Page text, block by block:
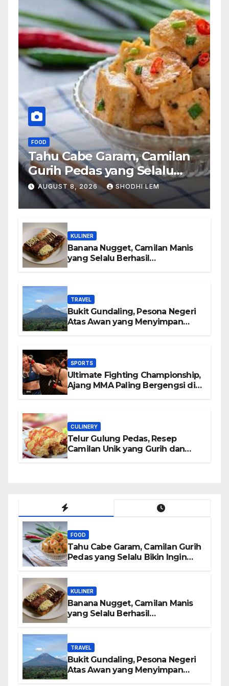
FOOD
Tahu Cabe Garam, Camilan
Gurih Pedas yang Selalu
Bikin Ingin Nambah
AUGUST 8, 2026 SHODHI LEM
KULINER
Banana Nugget, Camilan Manis
yang Selalu Berhasil
TRAVEL
Bukit Gundaling, Pesona Negeri
Atas Awan yang Menyimpan
SPORTS
Ultimate Fighting Championship,
Ajang MMA Paling Bergengsi di
CULINERY
Telur Gulung Pedas, Resep
Camilan Unik yang Gurih dan
FOOD
Tahu Cabe Garam, Camilan Gurih
Pedas yang Selalu Bikin Ingin
KULINER
Banana Nugget, Camilan Manis
yang Selalu Berhasil
TRAVEL
Bukit Gundaling, Pesona Negeri
Atas Awan yang Menyimpan